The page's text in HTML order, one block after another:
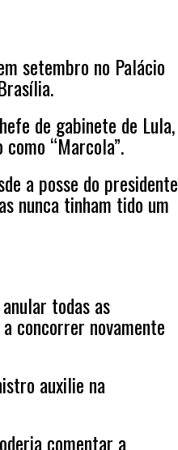
setembro no Palácio
de gabinete de Lula,
“Marcola”.
a posse do presidente
nunca tinham tido um
todas as
concorrer novamente
auxilie na
comentar a